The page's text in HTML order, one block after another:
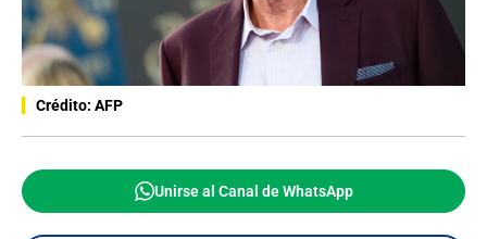
Crédito: AFP
Unirse al Canal de WhatsApp